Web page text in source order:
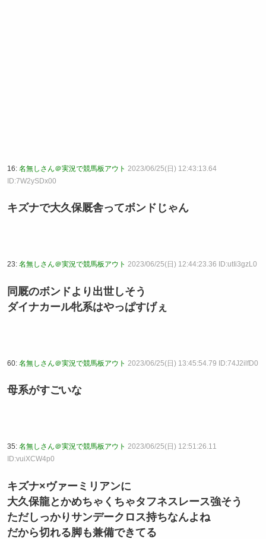
16: 名無しさん＠実況で競馬板アウト 2023/06/25(日) 12:43:13.64
ID:7W2ySDx00
キズナで大久保厩舎ってボンドじゃん
23: 名無しさん＠実況で競馬板アウト 2023/06/25(日) 12:44:23.36 ID:utIi3gzL0
同厩のボンドより出世しそう
ダイナカール牝系はやっぱすげぇ
60: 名無しさん＠実況で競馬板アウト 2023/06/25(日) 13:45:54.79 ID:74J2ilfD0
母系がすごいな
35: 名無しさん＠実況で競馬板アウト 2023/06/25(日) 12:51:26.11
ID:vuiXCW4p0
キズナ×ヴァーミリアンに
大久保龍とかめちゃくちゃタフネスレース強そう
ただしっかりサンデークロス持ちなんよね
だから切れる脚も兼備できてる